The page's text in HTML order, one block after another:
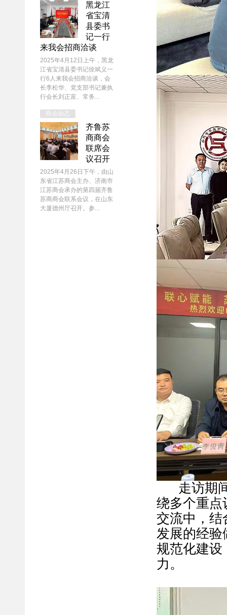
黑龙江
省宝清
县委书
记一行
来我会招商洽谈
2025年4月12日上午，黑龙
江省宝清县委书记徐斌义一
行6人来我会招商洽谈，会
长李松华、党支部书记兼执
行会长刘正富、常务...
商会动态
齐鲁苏
商商会
联席会
议召开
2025年4月26日下午，由山
东省江苏商会主办、济南市
江苏商会承办的第四届齐鲁
苏商商会联系会议，在山东
大厦德州厅召开。参...
走访期
绕多个重点
交流中，结
发展的经验
规范化建设
力。